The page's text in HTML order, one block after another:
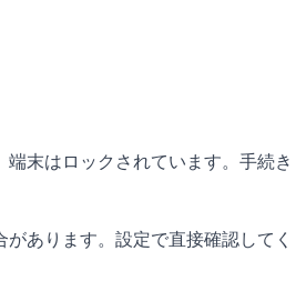
末はロックされています。手続き
あります。設定で直接確認してく